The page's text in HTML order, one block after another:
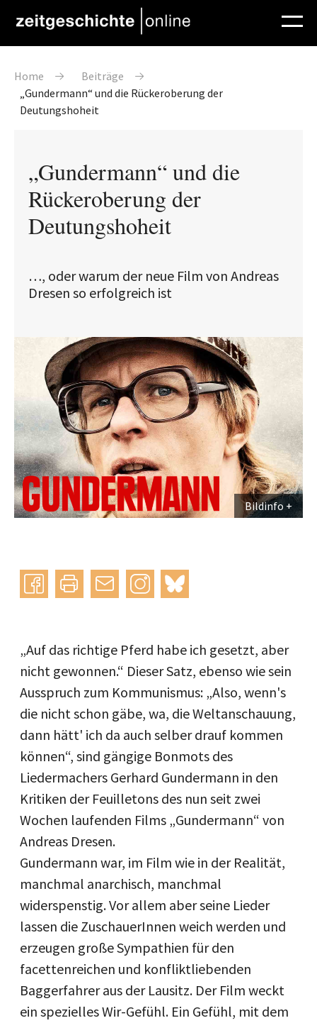
Pfadnavigation
Home
Beiträge
„Gundermann“ und die Rückeroberung der
Deutungshoheit
„Gundermann“ und die
Rückeroberung der
Deutungshoheit
…, oder warum der neue Film von Andreas
Dresen so erfolgreich ist
Bildinfo
Instagram
bluesky
„Auf das richtige Pferd habe ich gesetzt, aber
nicht gewonnen.“ Dieser Satz, ebenso wie sein
Ausspruch zum Kommunismus: „Also, wenn's
die nicht schon gäbe, wa, die Weltanschauung,
dann hätt' ich da auch selber drauf kommen
können“, sind gängige Bonmots des
Liedermachers Gerhard Gundermann in den
Kritiken der Feuilletons des nun seit zwei
Wochen laufenden Films „Gundermann“ von
Andreas Dresen.
Gundermann war, im Film wie in der Realität,
manchmal anarchisch, manchmal
widerspenstig. Vor allem aber seine Lieder
lassen die ZuschauerInnen weich werden und
erzeugen große Sympathien für den
facettenreichen und konfliktliebenden
Baggerfahrer aus der Lausitz. Der Film weckt
ein spezielles Wir-Gefühl. Ein Gefühl, mit dem